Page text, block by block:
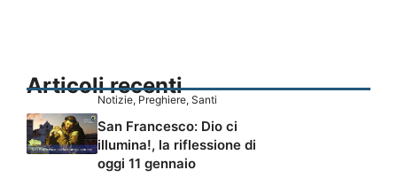
Articoli recenti
Notizie, Preghiere, Santi
San Francesco: Dio ci
illumina!, la riflessione di
oggi 11 gennaio